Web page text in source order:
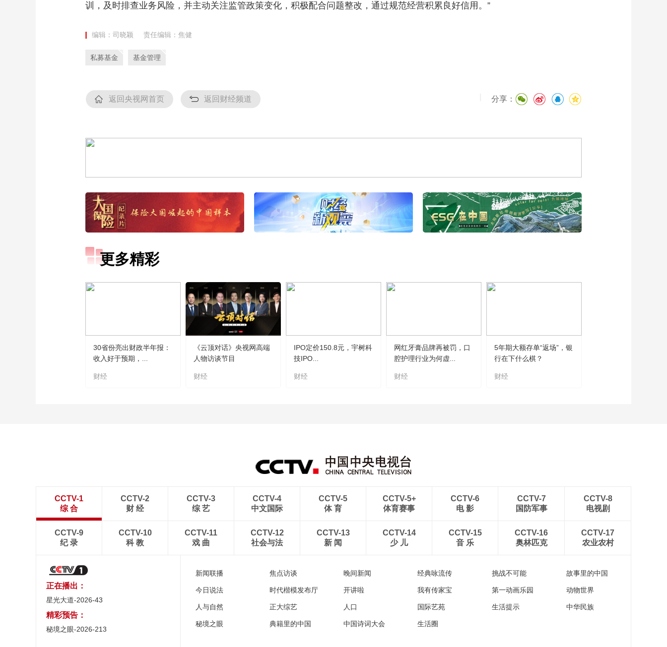
训，及时排查业务风险，并主动关注监管政策变化，积极配合问题整改，通过规范经营积累良好信用。”
编辑：司晓颖 责任编辑：焦健
私募基金 基金管理
返回央视网首页 返回财经频道 分享：
更多精彩
30省份亮出财政半年报：
收入好于预期，...
财经
《云顶对话》央视网高端
人物访谈节目
财经
IPO定价150.8元，宇树科
技IPO...
财经
网红牙膏品牌再被罚，口
腔护理行业为何虚...
财经
5年期大额存单“返场”，银
行在下什么棋？
财经
CCTV-1
综 合
CCTV-2
财 经
CCTV-3
综 艺
CCTV-4
中文国际
CCTV-5
体 育
CCTV-5+
体育赛事
CCTV-6
电 影
CCTV-7
国防军事
CCTV-8
电视剧
CCTV-9
纪 录
CCTV-10
科 教
CCTV-11
戏 曲
CCTV-12
社会与法
CCTV-13
新 闻
CCTV-14
少 儿
CCTV-15
音 乐
CCTV-16
奥林匹克
CCTV-17
农业农村
正在播出：
星光大道-2026-43
精彩预告：
秘境之眼-2026-213
新闻联播 焦点访谈 晚间新闻 经典咏流传 挑战不可能 故事里的中国
今日说法 时代楷模发布厅 开讲啦 我有传家宝 第一动画乐园 动物世界
人与自然 正大综艺 人口 国际艺苑 生活提示 中华民族
秘境之眼 典籍里的中国 中国诗词大会 生活圈